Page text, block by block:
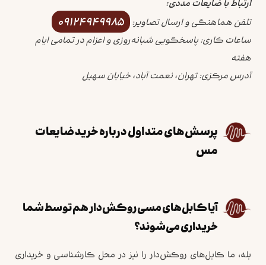
ارتباط با ضایعات مددی:
تلفن هماهنگی و ارسال تصاویر:
09124949985
ساعات کاری: پاسخگویی شبانه‌روزی و اعزام در تمامی ایام
هفته
آدرس مرکزی: تهران، نعمت آباد، خیابان سهیل
پرسش‌های متداول درباره خرید ضایعات
مس
آیا کابل‌های مسی روکش‌دار هم توسط شما
خریداری می‌شوند؟
بله، ما کابل‌های روکش‌دار را نیز در محل کارشناسی و خریداری